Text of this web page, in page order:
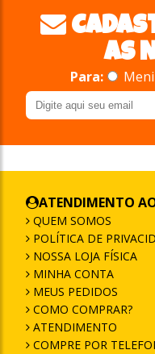
AS
Para:
ATENDIMENTO
QUEM SOMOS
POLÍTICA DE
NOSSA LOJA FÍSICA
MINHA CONTA
MEUS PEDIDOS
COMO COMPRAR?
ATENDIMENTO
COMPRE POR